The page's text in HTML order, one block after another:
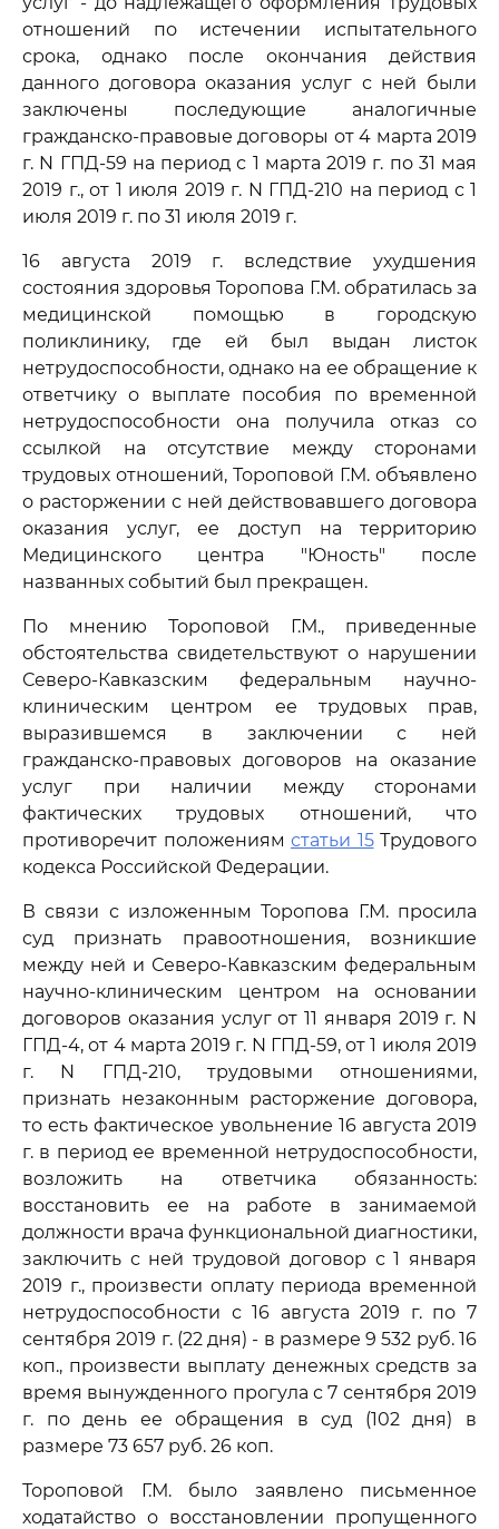
отношений по истечении испытательного
срока, однако после окончания действия
данного договора оказания услуг с ней были
заключены последующие аналогичные
гражданско-правовые договоры от 4 марта 2019
г. N ГПД-59 на период с 1 марта 2019 г. по 31 мая
2019 г., от 1 июля 2019 г. N ГПД-210 на период с 1
июля 2019 г. по 31 июля 2019 г.
16 августа 2019 г. вследствие ухудшения
состояния здоровья Торопова Г.М. обратилась за
медицинской помощью в городскую
поликлинику, где ей был выдан листок
нетрудоспособности, однако на ее обращение к
ответчику о выплате пособия по временной
нетрудоспособности она получила отказ со
ссылкой на отсутствие между сторонами
трудовых отношений, Тороповой Г.М. объявлено
о расторжении с ней действовавшего договора
оказания услуг, ее доступ на территорию
Медицинского центра "Юность" после
названных событий был прекращен.
По мнению Тороповой Г.М., приведенные
обстоятельства свидетельствуют о нарушении
Северо-Кавказским федеральным научно-
клиническим центром ее трудовых прав,
выразившемся в заключении с ней
гражданско-правовых договоров на оказание
услуг при наличии между сторонами
фактических трудовых отношений, что
противоречит положениям статьи 15Трудового
кодекса Российской Федерации.
В связи с изложенным Торопова Г.М. просила
суд признать правоотношения, возникшие
между ней и Северо-Кавказским федеральным
научно-клиническим центром на основании
договоров оказания услуг от 11 января 2019 г. N
ГПД-4, от 4 марта 2019 г. N ГПД-59, от 1 июля 2019
г. N ГПД-210, трудовыми отношениями,
признать незаконным расторжение договора,
то есть фактическое увольнение 16 августа 2019
г. в период ее временной нетрудоспособности,
возложить на ответчика обязанность:
восстановить ее на работе в занимаемой
должности врача функциональной диагностики,
заключить с ней трудовой договор с 1 января
2019 г., произвести оплату периода временной
нетрудоспособности с 16 августа 2019 г. по 7
сентября 2019 г. (22 дня) - в размере 9 532 руб. 16
коп., произвести выплату денежных средств за
время вынужденного прогула с 7 сентября 2019
г. по день ее обращения в суд (102 дня) в
размере 73 657 руб. 26 коп.
Тороповой Г.М. было заявлено письменное
ходатайство о восстановлении пропущенного